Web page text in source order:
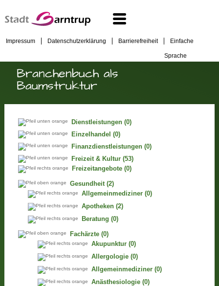
Impressum Datenschutzerklärung Barrierefreiheit Einfache
Sprache
Branchenbuch als
Baumstruktur
Dienstleistungen (0)
Einzelhandel (0)
Finanzdienstleistungen (0)
Freizeit & Kultur (53)
Freizeitangebote (0)
Gesundheit (2)
Allgemeinmediziner (0)
Apotheken (2)
Beratung (0)
Fachärzte (0)
Akupunktur (0)
Allergologie (0)
Allgemeinmediziner (0)
Anästhesiologie (0)